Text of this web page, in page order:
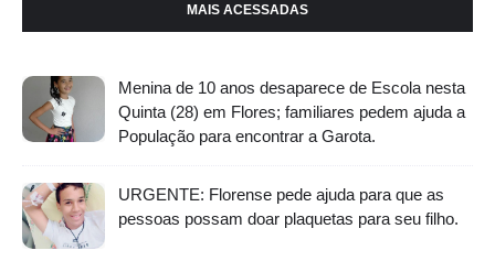
MAIS ACESSADAS
Menina de 10 anos desaparece de Escola nesta
Quinta (28) em Flores; familiares pedem ajuda a
População para encontrar a Garota.
URGENTE: Florense pede ajuda para que as
pessoas possam doar plaquetas para seu filho.